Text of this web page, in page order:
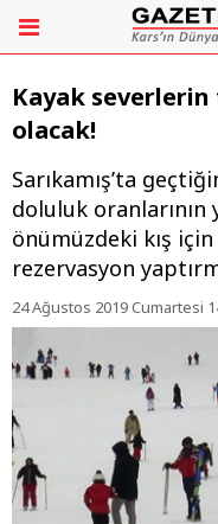
Kayak severlerin
olacak!
Sarıkamış’ta
doluluk oranlarının
önümüzdeki kış
rezervasyon
24 Ağustos 2019 Cumartesi